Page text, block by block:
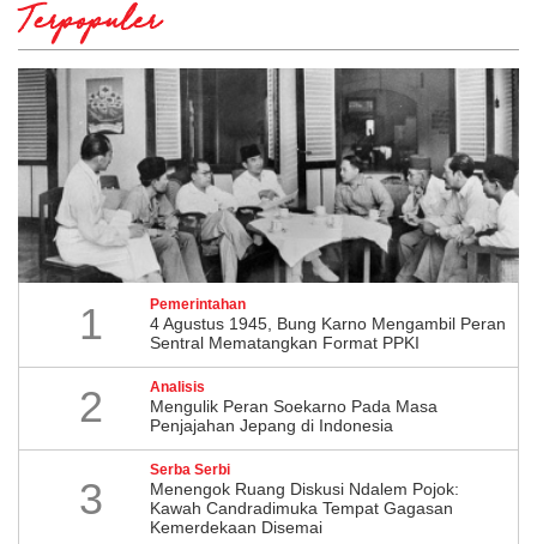
Terpopuler
1 Pemerintahan
4 Agustus 1945, Bung Karno Mengambil Peran
Sentral Mematangkan Format PPKI
2 Analisis
Mengulik Peran Soekarno Pada Masa
Penjajahan Jepang di Indonesia
3
Serba Serbi
Menengok Ruang Diskusi Ndalem Pojok:
Kawah Candradimuka Tempat Gagasan
Kemerdekaan Disemai